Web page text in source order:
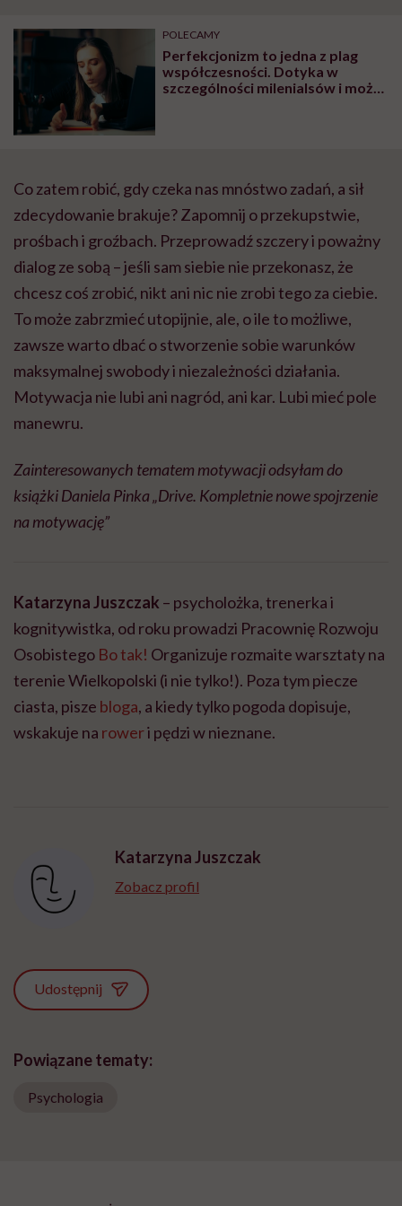
POLECAMY
Perfekcjonizm to jedna z plag
współczesności. Dotyka w
szczególności milenialsów i może
Co zatem robić, gdy czeka nas mnóstwo zadań, a sił
zdecydowanie brakuje? Zapomnij o przekupstwie,
prośbach i groźbach. Przeprowadź szczery i poważny
dialog ze sobą – jeśli sam siebie nie przekonasz, że
chcesz coś zrobić, nikt ani nic nie zrobi tego za ciebie.
To może zabrzmieć utopijnie, ale, o ile to możliwe,
zawsze warto dbać o stworzenie sobie warunków
maksymalnej swobody i niezależności działania.
Motywacja nie lubi ani nagród, ani kar. Lubi mieć pole
manewru.
Zainteresowanych tematem motywacji odsyłam do
książki Daniela Pinka „Drive. Kompletnie nowe spojrzenie
na motywację”
Katarzyna Juszczak – psycholożka, trenerka i
kognitywistka, od roku prowadzi Pracownię Rozwoju
Osobistego Bo tak! Organizuje rozmaite warsztaty na
terenie Wielkopolski (i nie tylko!). Poza tym piecze
ciasta, pisze bloga, a kiedy tylko pogoda dopisuje,
wskakuje na roweri pędzi w nieznane.
Katarzyna Juszczak
Zobacz profil
Udostępnij
Powiązane tematy:
Psychologia